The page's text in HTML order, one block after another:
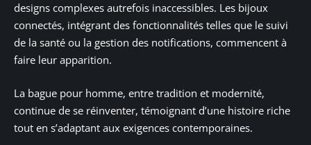
designs complexes autrefois inaccessibles. Les bijoux
connectés, intégrant des fonctionnalités telles que le suivi
de la santé ou la gestion des notifications, commencent à
faire leur apparition.
La bague pour homme, entre tradition et modernité,
continue de se réinventer, témoignant d’une histoire riche
tout en s’adaptant aux exigences contemporaines.